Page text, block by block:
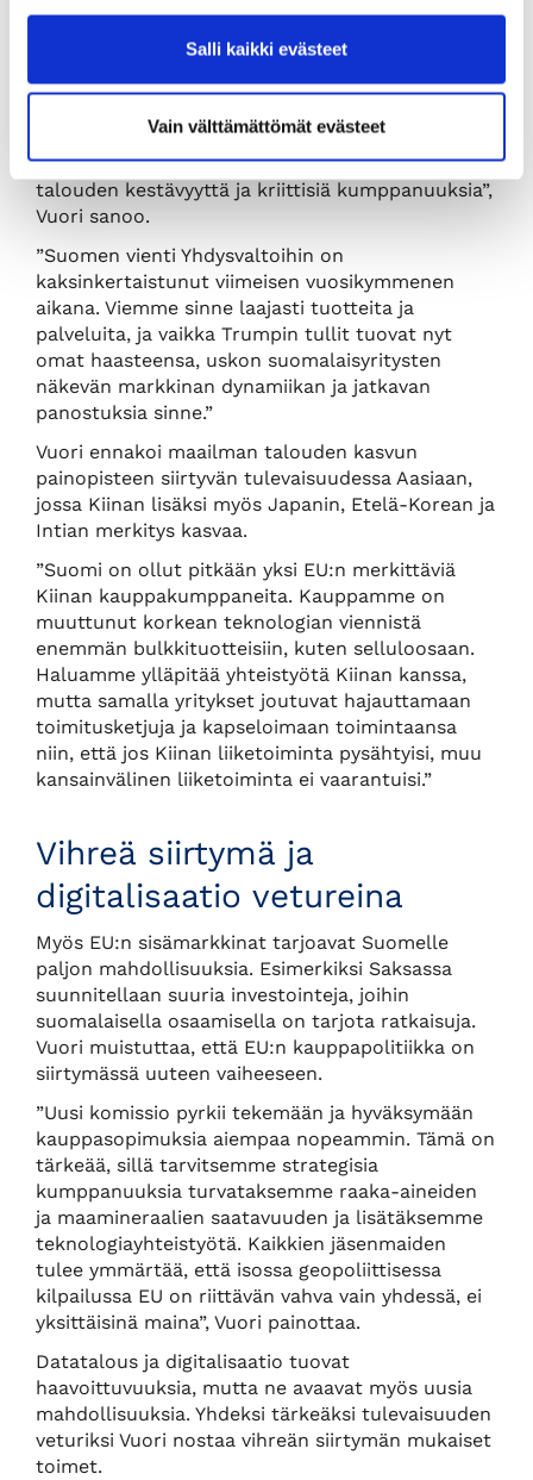
Salli kaikki evästeet
Vain välttämättömät evästeet
ohitseen, ja on siksi asettanut talouteen,
teknologiaan ja turvallisuuteen liittyviä
EU tekee yhteistyötä molempien kanssa ja
tasapainoilee rajoitusten välissä, miettien samalla
talouden kestävyyttä ja kriittisiä kumppanuuksia”,
Vuori sanoo.
”Suomen vienti Yhdysvaltoihin on
kaksinkertaistunut viimeisen vuosikymmenen
aikana. Viemme sinne laajasti tuotteita ja
palveluita, ja vaikka Trumpin tullit tuovat nyt
omat haasteensa, uskon suomalaisyritysten
näkevän markkinan dynamiikan ja jatkavan
panostuksia sinne.”
Vuori ennakoi maailman talouden kasvun
painopisteen siirtyvän tulevaisuudessa Aasiaan,
jossa Kiinan lisäksi myös Japanin, Etelä-Korean ja
Intian merkitys kasvaa.
”Suomi on ollut pitkään yksi EU:n merkittäviä
Kiinan kauppakumppaneita. Kauppamme on
muuttunut korkean teknologian viennistä
enemmän bulkkituotteisiin, kuten selluloosaan.
Haluamme ylläpitää yhteistyötä Kiinan kanssa,
mutta samalla yritykset joutuvat hajauttamaan
toimitusketjuja ja kapseloimaan toimintaansa
niin, että jos Kiinan liiketoiminta pysähtyisi, muu
kansainvälinen liiketoiminta ei vaarantuisi.”
Vihreä siirtymä ja
digitalisaatio vetureina
Myös EU:n sisämarkkinat tarjoavat Suomelle
paljon mahdollisuuksia. Esimerkiksi Saksassa
suunnitellaan suuria investointeja, joihin
suomalaisella osaamisella on tarjota ratkaisuja.
Vuori muistuttaa, että EU:n kauppapolitiikka on
siirtymässä uuteen vaiheeseen.
”Uusi komissio pyrkii tekemään ja hyväksymään
kauppasopimuksia aiempaa nopeammin. Tämä on
tärkeää, sillä tarvitsemme strategisia
kumppanuuksia turvataksemme raaka-aineiden
ja maamineraalien saatavuuden ja lisätäksemme
teknologiayhteistyötä. Kaikkien jäsenmaiden
tulee ymmärtää, että isossa geopoliittisessa
kilpailussa EU on riittävän vahva vain yhdessä, ei
yksittäisinä maina”, Vuori painottaa.
Datatalous ja digitalisaatio tuovat
haavoittuvuuksia, mutta ne avaavat myös uusia
mahdollisuuksia. Yhdeksi tärkeäksi tulevaisuuden
veturiksi Vuori nostaa vihreän siirtymän mukaiset
toimet.